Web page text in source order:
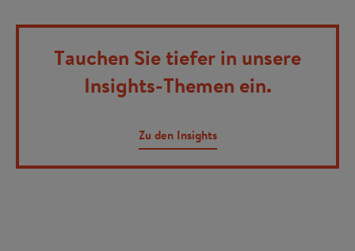
Tauchen Sie tiefer in unsere
Insights-Themen ein.
Zu den Insights